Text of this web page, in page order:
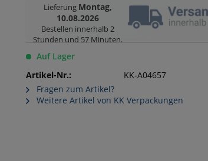
Lieferung Montag,
10.08.2026
Bestellen innerhalb2
Stunden und 57 Minuten.
Auf Lager
Artikel-Nr.:
KK-A04657
Fragen zum Artikel?
Weitere Artikel von KK Verpackungen